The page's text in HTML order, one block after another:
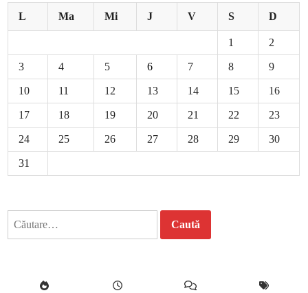
L Ma Mi J V S D
1 2
3 4 5 6 7 8 9
10 11 12 13 14 15 16
17 18 19 20 21 22 23
24 25 26 27 28 29 30
31